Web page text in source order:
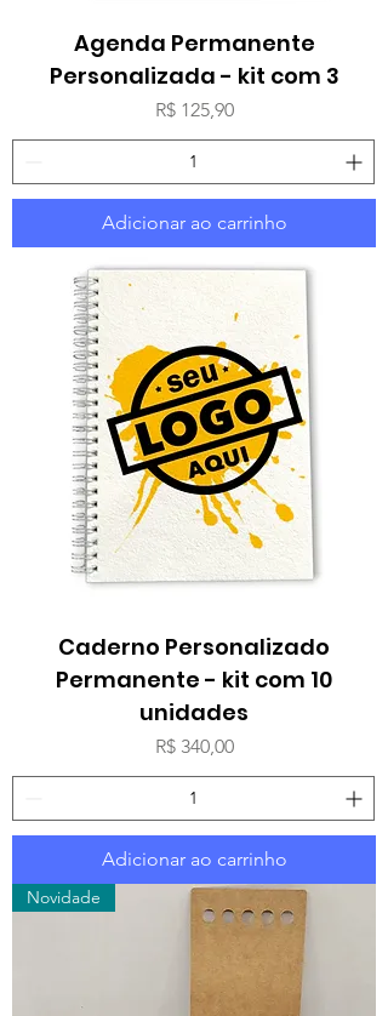
Agenda Permanente
Personalizada - kit com 3
Preço
R$ 125,90
Adicionar ao carrinho
Caderno Personalizado
Permanente - kit com 10
unidades
Preço
R$ 340,00
Adicionar ao carrinho
Novidade